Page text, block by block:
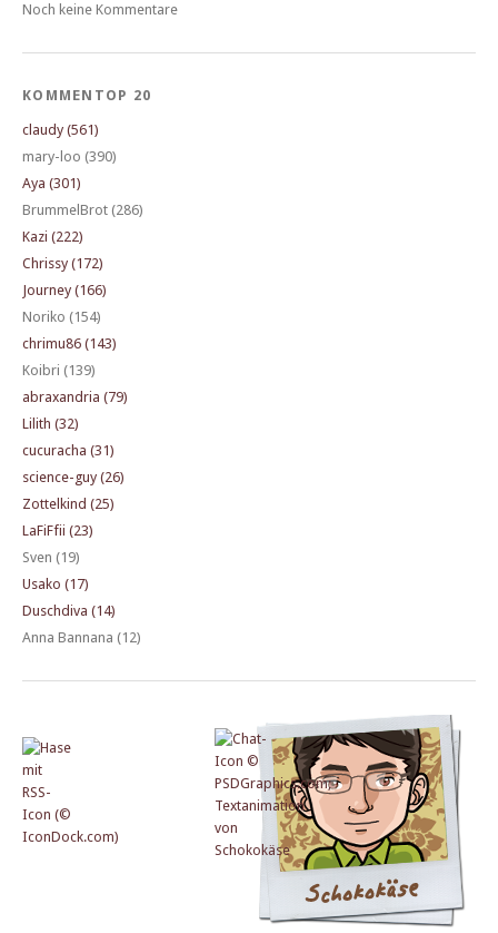
Noch keine Kommentare
KOMMENTOP 20
claudy (561)
mary-loo (390)
Aya (301)
BrummelBrot (286)
Kazi (222)
Chrissy (172)
Journey (166)
Noriko (154)
chrimu86 (143)
Koibri (139)
abraxandria (79)
Lilith (32)
cucuracha (31)
science-guy (26)
Zottelkind (25)
LaFiFfii (23)
Sven (19)
Usako (17)
Duschdiva (14)
Anna Bannana (12)